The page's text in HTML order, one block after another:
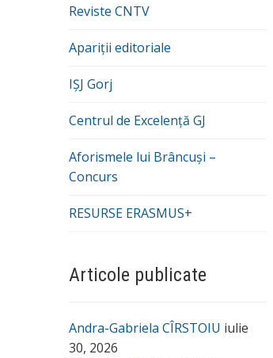
Reviste CNTV
Apariții editoriale
IȘJ Gorj
Centrul de Excelență GJ
Aforismele lui Brâncuși –
Concurs
RESURSE ERASMUS+
Articole publicate
Andra-Gabriela CÎRSTOIU iulie
30, 2026